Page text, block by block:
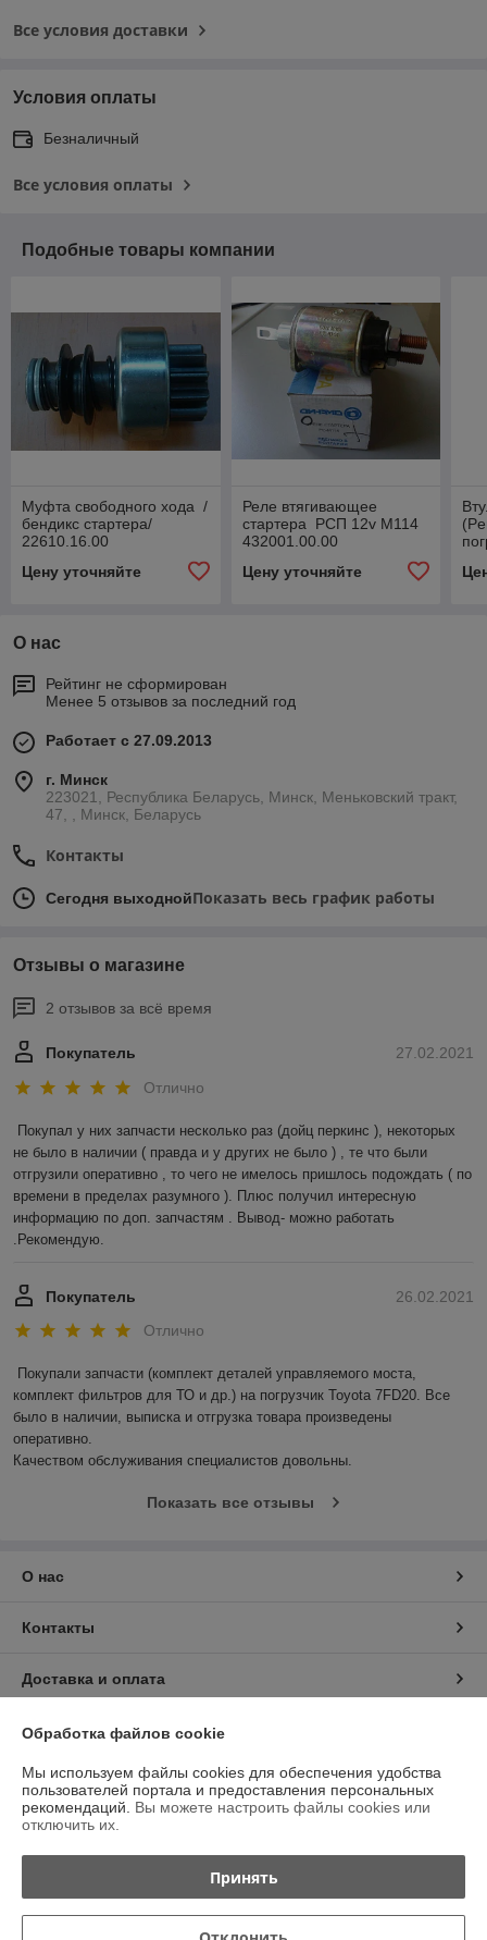
Все условия доставки
Условия оплаты
Безналичный
Все условия оплаты
Подобные товары компании
Муфта свободного хода /
бендикс стартера/
22610.16.00
Цену уточняйте
Реле втягивающее
стартера РСП 12v М114
432001.00.00
Цену уточняйте
О нас
Рейтинг не сформирован
Менее 5 отзывов за последний год
Работает с 27.09.2013
г. Минск
223021, Республика Беларусь, Минск, Меньковский тракт,
47, , Минск, Беларусь
Контакты
Сегодня выходнойПоказать весь график работы
Отзывы о магазине
2 отзывов за всё время
27.02.2021
Покупатель
Отлично
Покупал у них запчасти несколько раз (дойц перкинс ), некоторых
не было в наличии ( правда и у других не было ) , те что были
отгрузили оперативно , то чего не имелось пришлось подождать ( по
времени в пределах разумного ). Плюс получил интересную
информацию по доп. запчастям . Вывод- можно работать
.Рекомендую.
26.02.2021
Покупатель
Отлично
Покупали запчасти (комплект деталей управляемого моста,
комплект фильтров для ТО и др.) на погрузчик Toyota 7FD20. Все
было в наличии, выписка и отгрузка товара произведены
оперативно.
Качеством обслуживания специалистов довольны.
Показать все отзывы
О нас
Контакты
Доставка и оплата
График работы
Полная версия сайта
Политика обработки cookies
Сайт создан на платформе Deal.by
Обработка файлов cookie
Мы используем файлы cookies для обеспечения удобства
пользователей портала и предоставления персональных
рекомендаций. Вы можете настроить файлы cookies или
отключить их.
Принять